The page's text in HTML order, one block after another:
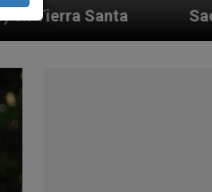
alemanes fieles al